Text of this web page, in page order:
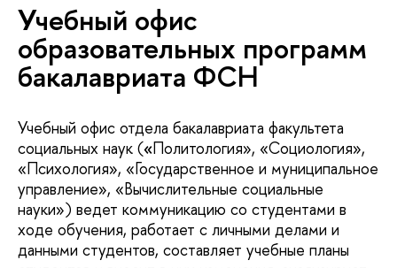
Учебный офис
образовательных программ
бакалавриата ФСН
Учебный офис отдела бакалавриата факультета
социальных наук («Политология», «Социология»,
«Психология», «Государственное и муниципальное
управление», «Вычислительные социальные
науки») ведет коммуникацию со студентами в
ходе обучения, работает с личными делами и
данными студентов, составляет учебные планы